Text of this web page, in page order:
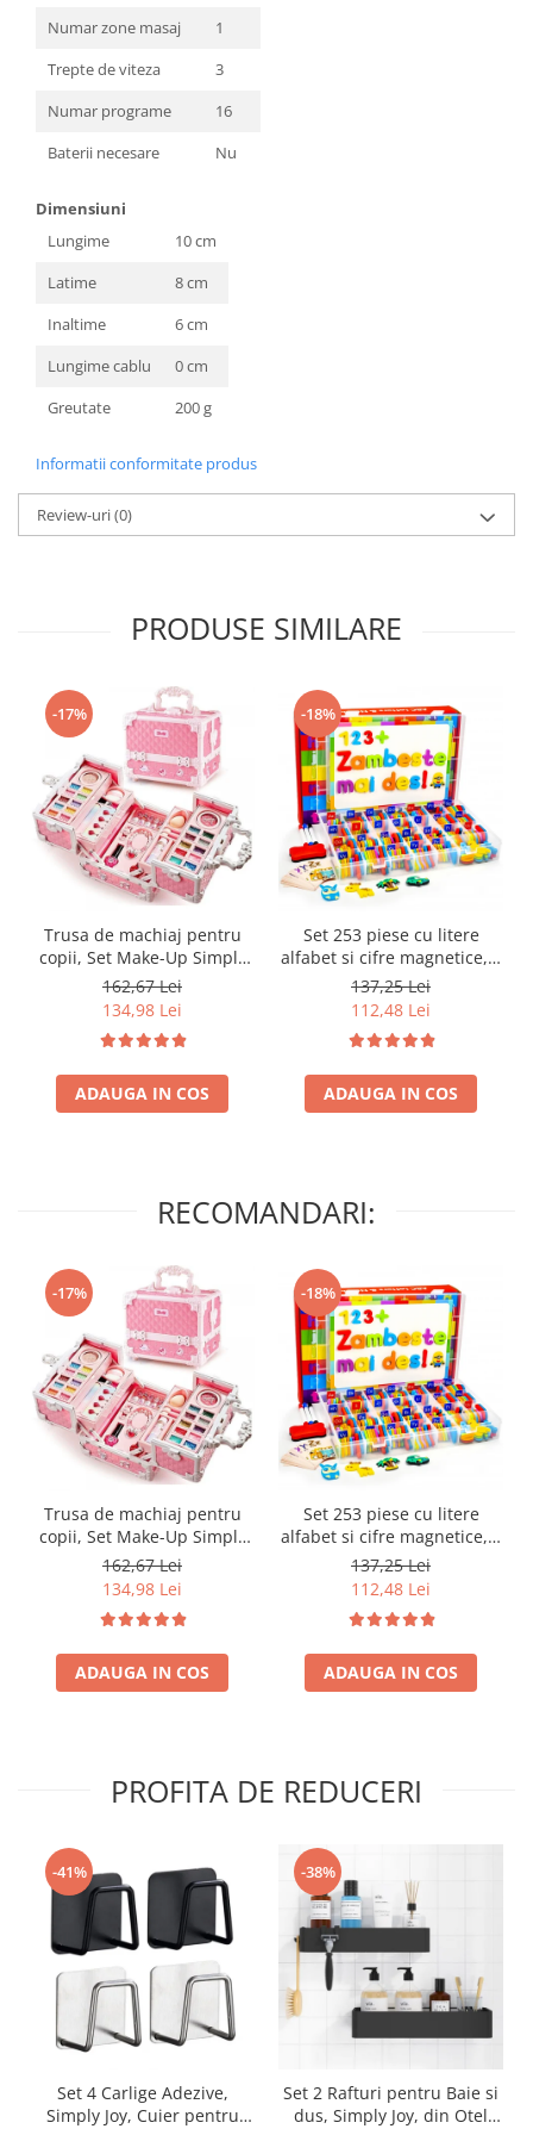
Numar zone masaj
1
Trepte de viteza
3
Numar programe
16
Baterii necesare
Nu
Dimensiuni
Lungime
10 cm
Latime
8 cm
Inaltime
6 cm
Lungime cablu
0 cm
Greutate
200 g
Informatii conformitate produs
Review-uri(0)
PRODUSE SIMILARE
-17%
Trusa de machiaj pentru
copii, Set Make-Up Simply
Joy, cu 47 de elemente
pentru make-up, rujuri,
farduri, oja, Design inedit,
geanta cu maner pentru
transport, pentru fetite de
3,4,5,6,7,8,9 ani
162,67 Lei
134,98 Lei
ADAUGA IN COS
-18%
Set 253 piese cu litere
alfabet si cifre magnetice, 1
tabla magnetica cu doua
fete si cutie de depozitare,
jucarii educative pentru
copii de 3,4,5,6,7 ani
137,25 Lei
112,48 Lei
ADAUGA IN COS
RECOMANDARI:
-17%
Trusa de machiaj pentru
copii, Set Make-Up Simply
Joy, cu 47 de elemente
pentru make-up, rujuri,
farduri, oja, Design inedit,
geanta cu maner pentru
transport, pentru fetite de
3,4,5,6,7,8,9 ani
162,67 Lei
134,98 Lei
ADAUGA IN COS
-18%
Set 253 piese cu litere
alfabet si cifre magnetice, 1
tabla magnetica cu doua
fete si cutie de depozitare,
jucarii educative pentru
copii de 3,4,5,6,7 ani
137,25 Lei
112,48 Lei
ADAUGA IN COS
PROFITA DE REDUCERI
-41%
Set 4 Carlige Adezive,
Simply Joy, Cuier pentru
-38%
Set 2 Rafturi pentru Baie si
dus, Simply Joy, din Otel